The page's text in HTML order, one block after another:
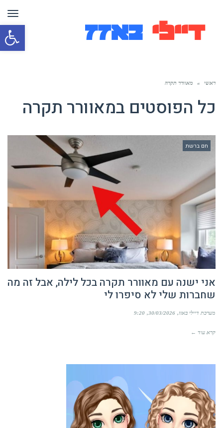
ראשי » מאוורר תקרה
כל הפוסטים במאוורר תקרה
חם ברשת
אני ישנה עם מאוורר תקרה בכל לילה, אבל זה מה
שחברות שלי לא סיפרו לי
מערכת דיילי באזז 30/03/2026
9:20
קרא עוד ←